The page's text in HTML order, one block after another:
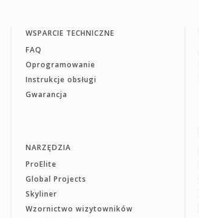
WSPARCIE TECHNICZNE
FAQ
Oprogramowanie
Instrukcje obsługi
Gwarancja
NARZĘDZIA
ProElite
Global Projects
Skyliner
Wzornictwo wizytowników